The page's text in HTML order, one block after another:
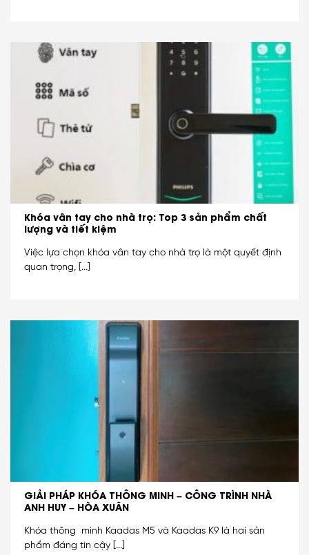
Khóa vân tay cho nhà trọ: Top 3 sản phẩm chất
lượng và tiết kiệm
Việc lựa chọn khóa vân tay cho nhà trọ là một quyết định
quan trọng, [...]
GIẢI PHÁP KHÓA THÔNG MINH – CÔNG TRÌNH NHÀ
ANH HUY – HÒA XUÂN
Khóa thông minh Kaadas M5 và Kaadas K9 là hai sản
phẩm đáng tin cậy [...]